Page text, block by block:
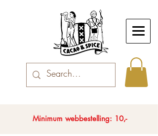
Minimum webbestelling: 10,-